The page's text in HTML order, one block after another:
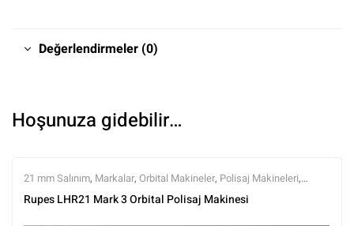
Değerlendirmeler (0)
Hoşunuza gidebilir…
21 mm Salınım, Markalar, Orbital Makineler, Polisaj Makineleri,
Polisaj ve Parlatma,Rupes,Tüm Ürünler ,Tüm Ürünler
Rupes LHR21 Mark 3 Orbital Polisaj Makinesi